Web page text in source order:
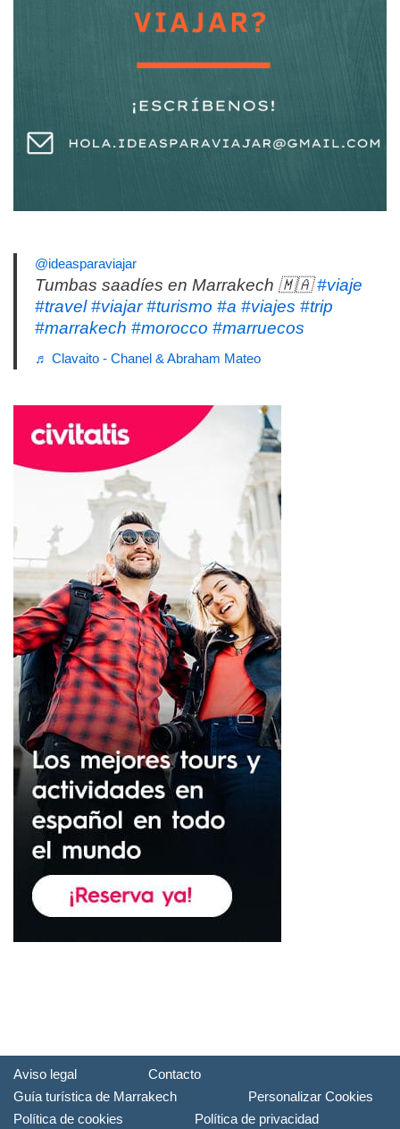
@ideasparaviajar
Tumbas saadíes en Marrakech 🇲🇦#viaje
#travel #viajar #turismo #a #viajes #trip
#marrakech #morocco #marruecos
♬ Clavaito - Chanel & Abraham Mateo
Aviso legal
Contacto
Guía turística de Marrakech
Personalizar Cookies
Política de cookies
Política de privacidad